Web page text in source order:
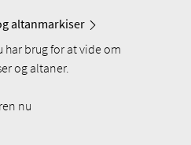
altanmarkiser
har brug for at vide om
og altaner.
nu